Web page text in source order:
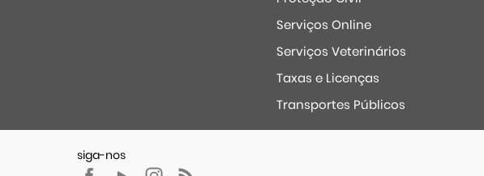
Serviços Online
Serviços Veterinários
Taxas e Licenças
Transportes Públicos